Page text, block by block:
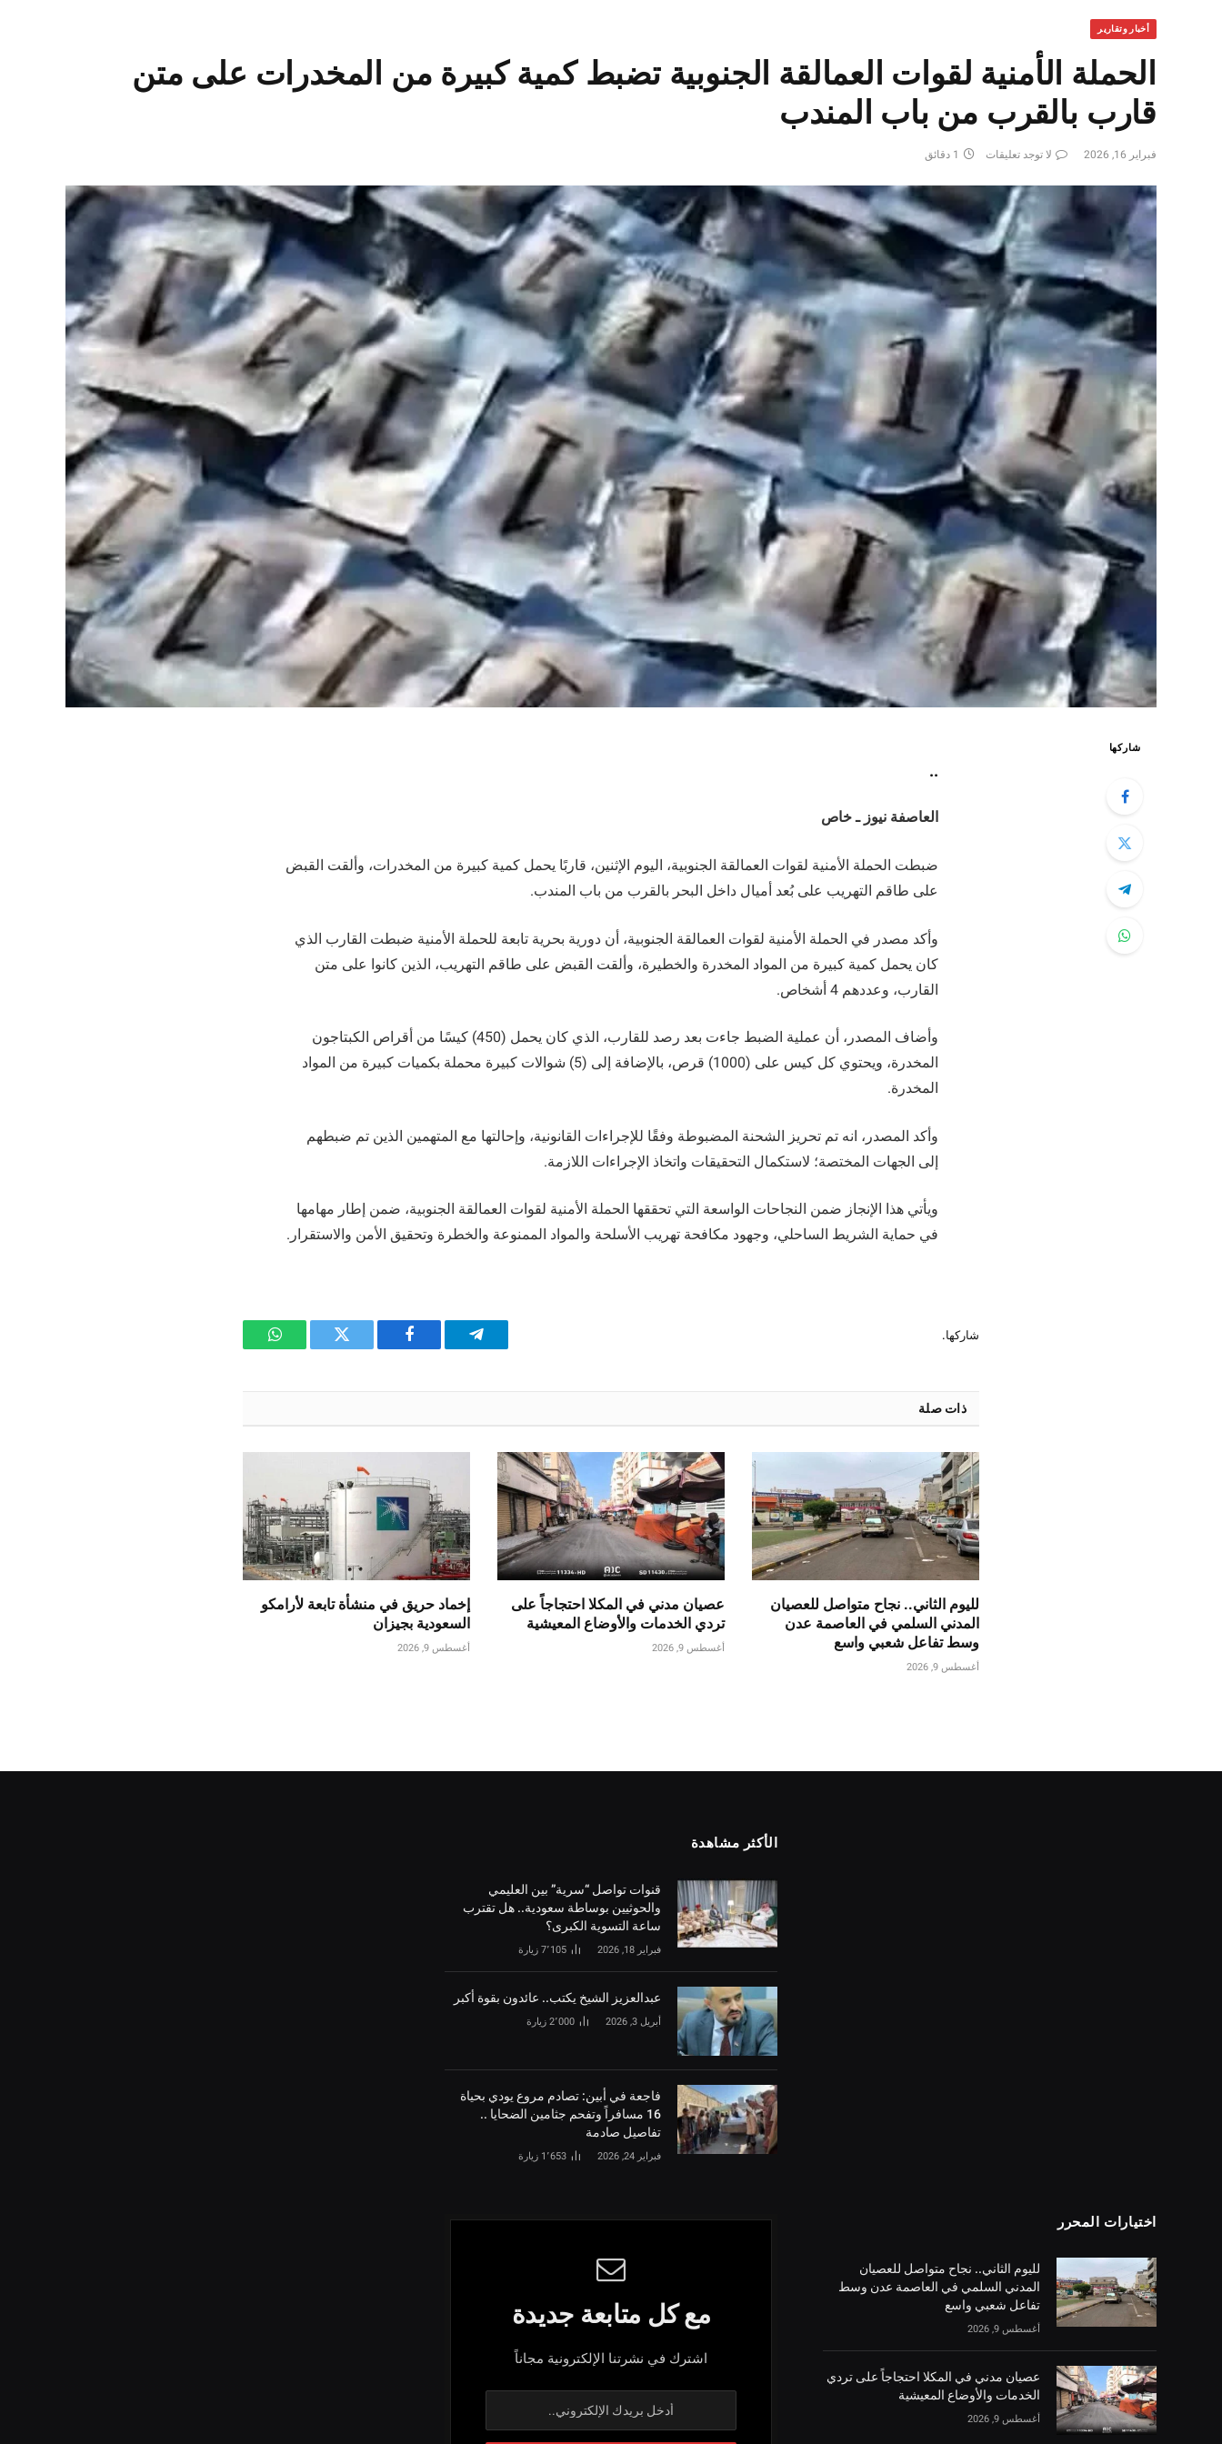
أخبار وتقارير
الحملة الأمنية لقوات العمالقة الجنوبية تضبط كمية كبيرة من المخدرات على متن
قارب بالقرب من باب المندب
فبراير 16, 2026 لا توجد تعليقات 1 دقائق
شاركها
..
العاصفة نيوز ـ خاص
ضبطت الحملة الأمنية لقوات العمالقة الجنوبية، اليوم الإثنين، قاربًا يحمل كمية كبيرة من المخدرات، وألقت القبض
على طاقم التهريب على بُعد أميال داخل البحر بالقرب من باب المندب.
وأكد مصدر في الحملة الأمنية لقوات العمالقة الجنوبية، أن دورية بحرية تابعة للحملة الأمنية ضبطت القارب الذي
كان يحمل كمية كبيرة من المواد المخدرة والخطيرة، وألقت القبض على طاقم التهريب، الذين كانوا على متن
القارب، وعددهم 4 أشخاص.
وأضاف المصدر، أن عملية الضبط جاءت بعد رصد للقارب، الذي كان يحمل (450) كيسًا من أقراص الكبتاجون
المخدرة، ويحتوي كل كيس على (1000) قرص، بالإضافة إلى (5) شوالات كبيرة محملة بكميات كبيرة من المواد
المخدرة.
وأكد المصدر، انه تم تحريز الشحنة المضبوطة وفقًا للإجراءات القانونية، وإحالتها مع المتهمين الذين تم ضبطهم
إلى الجهات المختصة؛ لاستكمال التحقيقات واتخاذ الإجراءات اللازمة.
ويأتي هذا الإنجاز ضمن النجاحات الواسعة التي تحققها الحملة الأمنية لقوات العمالقة الجنوبية، ضمن إطار مهامها
في حماية الشريط الساحلي، وجهود مكافحة تهريب الأسلحة والمواد الممنوعة والخطرة وتحقيق الأمن والاستقرار.
شاركها.
تيلقرام فيسبوك تويتر واتساب
ذات صلة
لليوم الثاني.. نجاح متواصل للعصيان
المدني السلمي في العاصمة عدن
وسط تفاعل شعبي واسع
أغسطس 9, 2026
عصيان مدني في المكلا احتجاجاً على
تردي الخدمات والأوضاع المعيشية
أغسطس 9, 2026
إخماد حريق في منشأة تابعة لأرامكو
السعودية بجيزان
أغسطس 9, 2026
الأكثر مشاهدة
قنوات تواصل “سرية” بين العليمي
والحوثيين بوساطة سعودية.. هل تقترب
ساعة التسوية الكبرى؟
فبراير 18, 2026 7٬105 زيارة
‏عبدالعزيز الشيخ يكتب.. عائدون بقوة أكبر
أبريل 3, 2026 2٬000 زيارة
فاجعة في أبين: تصادم مروع يودي بحياة
16 مسافراً وتفحم جثامين الضحايا ..
تفاصيل صادمة
فبراير 24, 2026 1٬653 زيارة
اختيارات المحرر
لليوم الثاني.. نجاح متواصل للعصيان
المدني السلمي في العاصمة عدن وسط
تفاعل شعبي واسع
أغسطس 9, 2026
عصيان مدني في المكلا احتجاجاً على تردي
الخدمات والأوضاع المعيشية
أغسطس 9, 2026
مع كل متابعة جديدة
اشترك في نشرتنا الإلكترونية مجاناً